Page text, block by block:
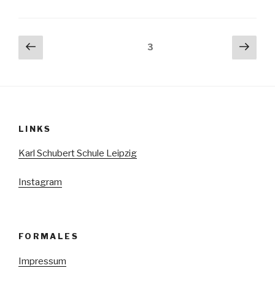
Seitennummerierung
der
Vorherige
Seite
Seite3
LINKS
Karl Schubert Schule Leipzig
Instagram
FORMALES
Impressum